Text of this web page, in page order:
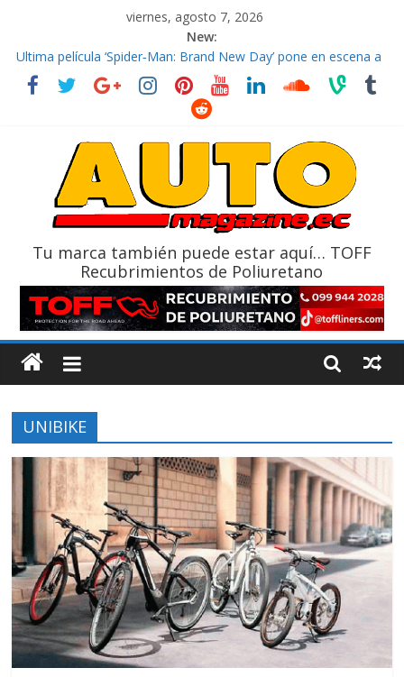
viernes, agosto 7, 2026
New:
El costo de tener un vehículo gana protagonismo a la hora de
decidir
Ultima película ‘Spider‑Man: Brand New Day’ pone en escena a
La Vuelta al Ecuador 2026, edición 47ª, recorre 7 provincias en 8
La FEDAK recibe 12 Sinotruk Bolden para cubrir las rutas de La
Tu marca también puede estar aquí… TOFF
Recubrimientos de Poliuretano
UNIBIKE